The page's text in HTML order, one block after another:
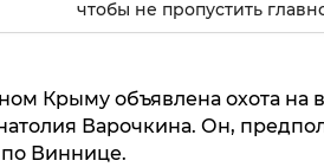
чтобы не пропустить
Крыму объявлена охота на
Варочкина. Он,
Виннице.